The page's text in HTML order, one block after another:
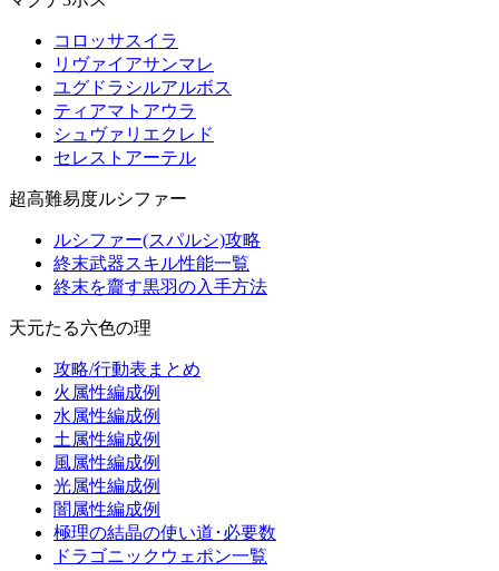
コロッサスイラ
リヴァイアサンマレ
ユグドラシルアルボス
ティアマトアウラ
シュヴァリエクレド
セレストアーテル
超高難易度ルシファー
ルシファー(スパルシ)攻略
終末武器スキル性能一覧
終末を齎す黒羽の入手方法
天元たる六色の理
攻略/行動表まとめ
火属性編成例
水属性編成例
土属性編成例
風属性編成例
光属性編成例
闇属性編成例
極理の結晶の使い道･必要数
ドラゴニックウェポン一覧